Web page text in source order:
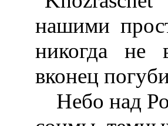
нашими
никогда не
вконец
Небо над